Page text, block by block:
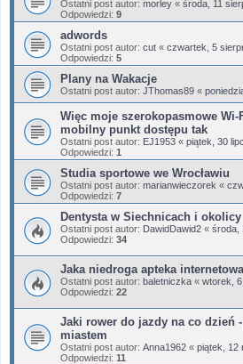
Ostatni post autor: morley « środa, 11
Odpowiedzi: 9
adwords
Ostatni post autor: cut « czwartek, 5
Odpowiedzi: 5
Plany na Wakacje
Ostatni post autor: JThomas89 «
Więc moje szerokopasmowe Wi-
mobilny punkt dostępu tak
Ostatni post autor: EJ1953 « piątek, 30
Odpowiedzi: 1
Studia sportowe we Wrocławiu
Ostatni post autor: marianwieczorek «
Odpowiedzi: 7
Dentysta w Siechnicach i okolicy
Ostatni post autor: DawidDawid2 « środa,
Odpowiedzi: 34
Jaka niedroga apteka internetowa
Ostatni post autor: baletniczka « wtorek,
Odpowiedzi: 22
Jaki rower do jazdy na co dzień
miastem
Ostatni post autor: Anna1962 « piątek, 12
Odpowiedzi: 11